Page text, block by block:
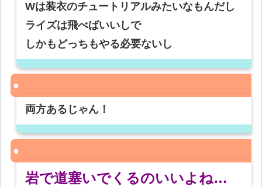
Wは装衣のチュートリアルみたいなもんだし
ライズは飛べばいいしで
しかもどっちもやる必要ないし
両方あるじゃん！
岩で道塞いでくるのいいよね…